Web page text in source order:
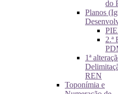
do
Planos
2.ª
1ª
REN
Toponímia e